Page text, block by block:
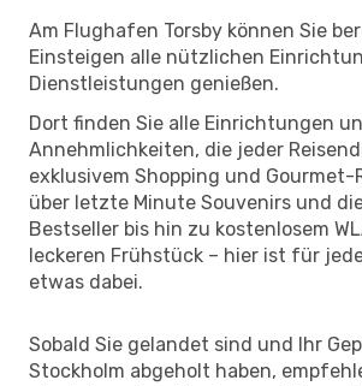
Am Flughafen Torsby können Sie
Einsteigen alle nützlichen
Dienstleistungen genießen.
Dort finden Sie alle Einrichtungen
Annehmlichkeiten, die jeder
exklusivem Shopping und
über letzte Minute Souvenirs und
Bestseller bis hin zu kostenlosem
leckeren Frühstück – hier ist für
etwas dabei.
Sobald Sie gelandet sind und Ihr
Stockholm abgeholt haben,